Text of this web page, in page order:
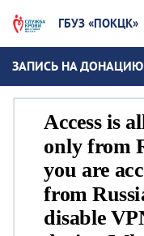
ГБУЗ «ПОКЦК»
ЗАПИСЬ НА ДОНАЦИЮ